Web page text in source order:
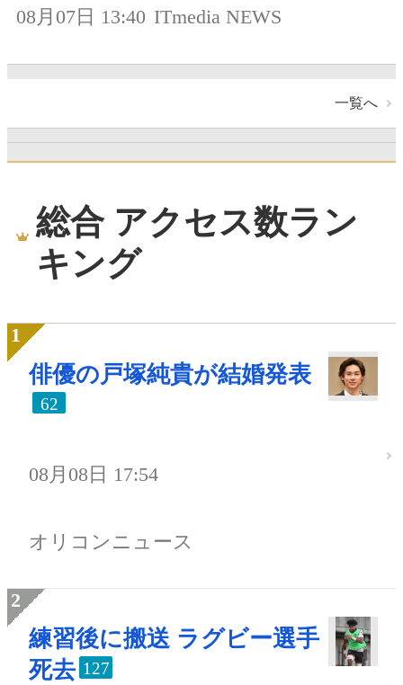
08月07日 13:40 ITmedia NEWS
一覧へ
総合 アクセス数ラン
キング
俳優の戸塚純貴が結婚発表
62
08月08日 17:54
オリコンニュース
練習後に搬送 ラグビー選手
死去 127